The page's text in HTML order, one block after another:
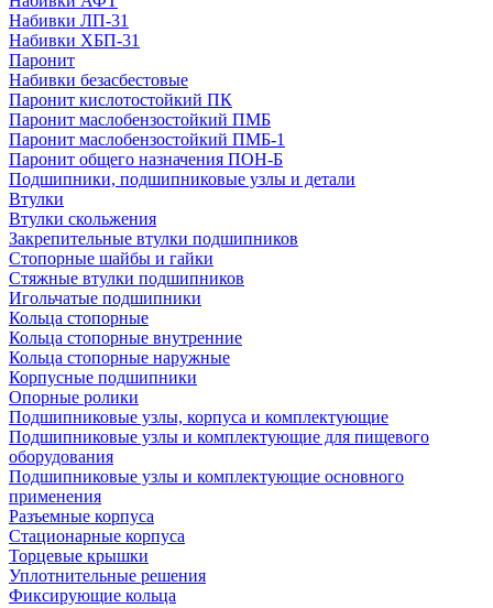
Набивки ЛП-31
Набивки ХБП-31
Паронит
Набивки безасбестовые
Паронит кислотостойкий ПК
Паронит маслобензостойкий ПМБ
Паронит маслобензостойкий ПМБ-1
Паронит общего назначения ПОН-Б
Подшипники, подшипниковые узлы и детали
Втулки
Втулки скольжения
Закрепительные втулки подшипников
Стопорные шайбы и гайки
Стяжные втулки подшипников
Игольчатые подшипники
Кольца стопорные
Кольца стопорные внутренние
Кольца стопорные наружные
Корпусные подшипники
Опорные ролики
Подшипниковые узлы, корпуса и комплектующие
Подшипниковые узлы и комплектующие для пищевого
оборудования
Подшипниковые узлы и комплектующие основного
применения
Разъемные корпуса
Стационарные корпуса
Торцевые крышки
Уплотнительные решения
Фиксирующие кольца